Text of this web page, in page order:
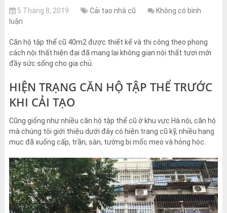
5 Tháng 8, 2019 Cải tạo nhà cũ
Không có bình
luận
Căn hộ tập thể cũ 40m2 được thiết kế và thi công theo phong
cách nội thất hiện đại đã mang lại không gian nội thất tươi mới
đầy sức sống cho gia chủ.
HIỆN TRẠNG CĂN HỘ TẬP THỂ TRƯỚC
KHI CẢI TẠO
Cũng giống như nhiều căn hộ tập thể cũ ở khu vực Hà nội, căn hộ
mà chúng tôi giới thiệu dưới đây có hiện trạng cũ kỹ, nhiều hạng
mục đã xuống cấp, trần, sàn, tường bị mốc meo và hỏng hóc.